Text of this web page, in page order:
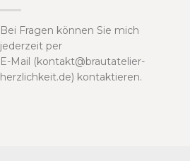
Bei Fragen können Sie mich
jederzeit per
E-Mail (kontakt@brautatelier-
herzlichkeit.de) kontaktieren.